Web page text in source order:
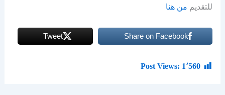
للتقديم من هنا
Share on Facebook
Tweet
Post Views: 1٬560